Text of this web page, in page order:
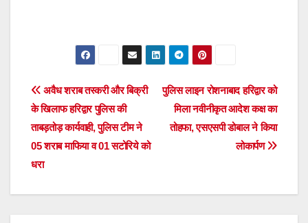
Post
navigation
पुलिस लाइन रोशनाबाद हरिद्वार को
मिला नवीनीकृत आदेश कक्ष का
तोहफा, एसएसपी डोबाल ने किया
लोकार्पण
अवैध शराब तस्करी और बिक्री
के खिलाफ हरिद्वार पुलिस की
ताबड़तोड़ कार्यवाही, पुलिस टीम ने
05 शराब माफिया व 01 सटोरिये को
धरा